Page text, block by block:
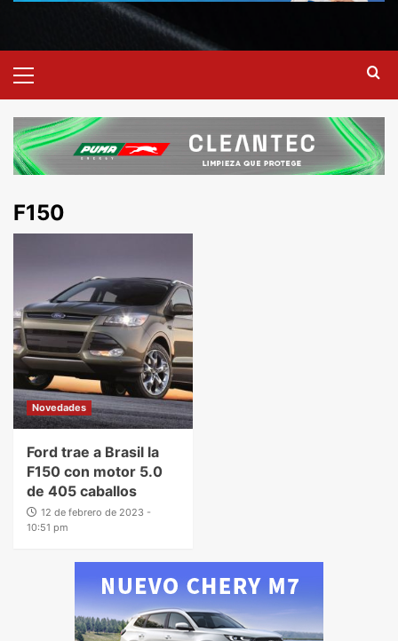
F150
Novedades
Ford trae a Brasil la
F150 con motor 5.0
de 405 caballos
12 de febrero de 2023 -
10:51 pm